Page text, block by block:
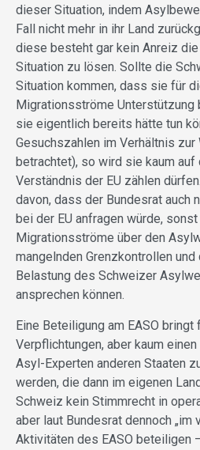
dieser Situation, indem
Fall nicht mehr in ihr Land
diese besteht gar kein Anreiz
Situation zu lösen. Sollte die
Situation kommen, dass sie für
Migrationsströme Unterstützung
sie eigentlich bereits hätte tun
Gesuchszahlen im Verhältnis zur
betrachtet), so wird sie kaum auf
Verständnis der EU zählen
davon, dass der Bundesrat auch
bei der EU anfragen würde,
Migrationsströme über den
mangelnden Grenzkontrollen
Belastung des Schweizer
ansprechen können.
Eine Beteiligung am EASO
Verpflichtungen, aber kaum
Asyl-Experten anderen Staaten
werden, die dann im eigenen
Schweiz kein Stimmrecht in
aber laut Bundesrat dennoch „im
Aktivitäten des EASO beteiligen